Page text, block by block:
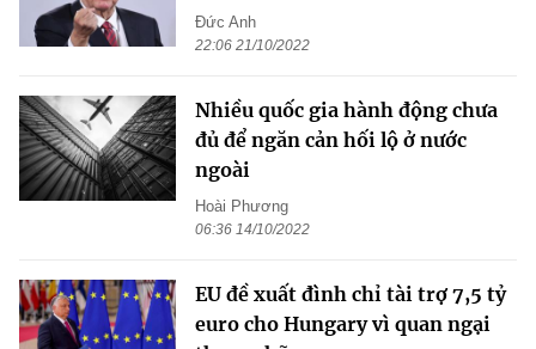
Đức Anh
22:06 21/10/2022
Nhiều quốc gia hành động chưa
đủ để ngăn cản hối lộ ở nước
ngoài
Hoài Phương
06:36 14/10/2022
EU đề xuất đình chỉ tài trợ 7,5 tỷ
euro cho Hungary vì quan ngại